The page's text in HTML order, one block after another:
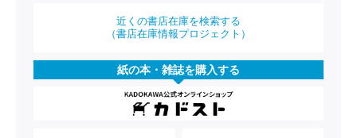
近くの書店在庫を検索する
（書店在庫情報プロジェクト）
紙の本・雑誌を購入する